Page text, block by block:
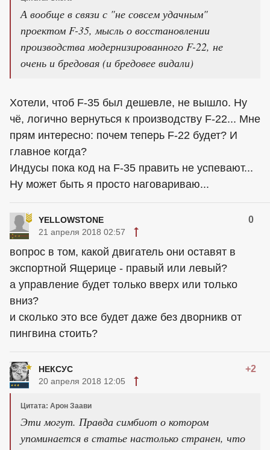
А вообще в связи с "не совсем удачным"
проектом F-35, мысль о восстановлении
производства модернизированного F-22, не
очень и бредовая (и бредовее видали)
Хотели, чтоб F-35 был дешевле, не вышло. Ну
чё, логично вернуться к производству F-22... Мне
прям интересно: почем теперь F-22 будет? И
главное когда?
Индусы пока код на F-35 править не успевают...
Ну может быть я просто наговариваю...
YELLOWSTONE 0
21 апреля 2018 02:57
вопрос в том, какой двигатель они оставят в
экспортной Ящерице - правый или левый?
а управление будет только вверх или только
вниз?
и сколько это все будет даже без дворникв от
пингвина стоить?
НЕКСУС +2
20 апреля 2018 12:05
Цитата: Арон Заави
Эти могут. Правда симбиот о котором
упоминается в статье настолько странен, что